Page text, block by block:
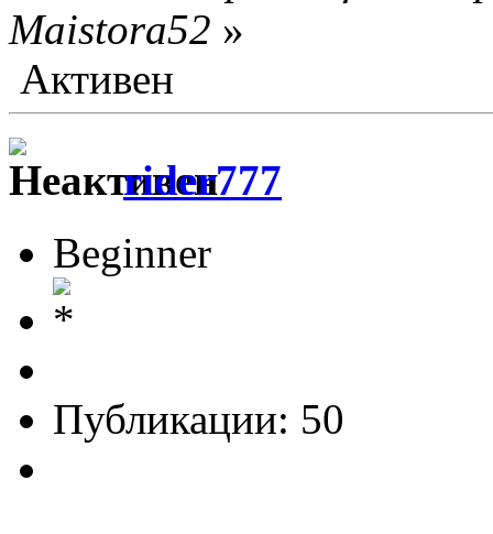
Maistora52 »
Активен
rider777
Beginner
Публикации: 50